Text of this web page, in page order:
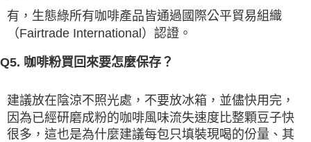
有，生態綠所有咖啡產品皆通過國際公平貿易組織
（Fairtrade International）認證。
Q5. 咖啡粉買回來要怎麼保存？
建議放在陰涼不照光處，不要放冰箱，並儘快用完，
因為已經研磨成粉的咖啡風味流失速度比整顆豆子快
很多，這也是為什麼建議每包只填裝現喝的份量、其